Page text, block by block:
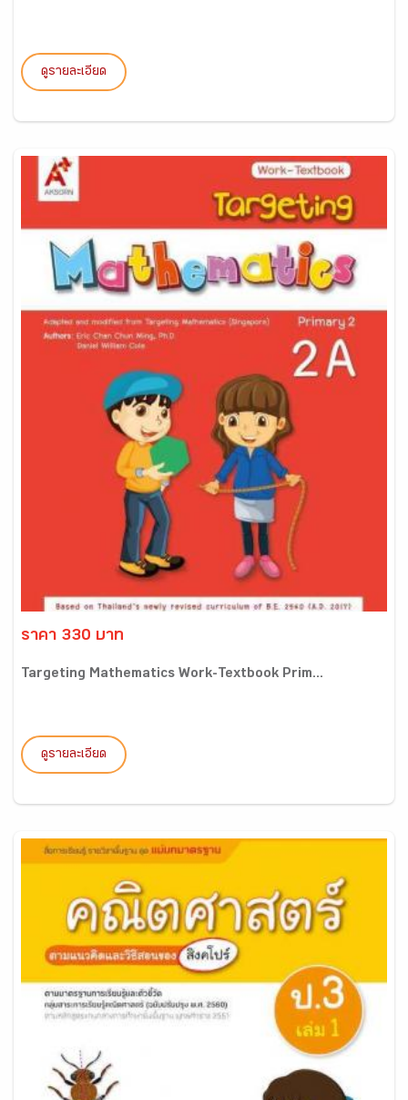
ดูรายละเอียด
ราคา 330 บาท
Targeting Mathematics Work-Textbook Prim...
ดูรายละเอียด